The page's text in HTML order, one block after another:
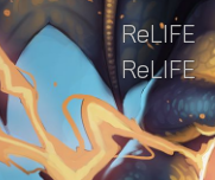
ReLIFE
ReLIFE